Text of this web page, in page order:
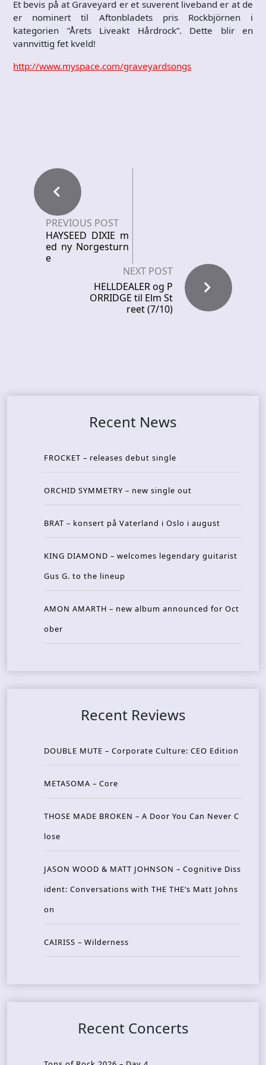
Et bevis på at Graveyard er et suverent liveband er at de
er nominert til Aftonbladets pris Rockbjörnen i
kategorien ”Årets Liveakt Hårdrock”. Dette blir en
vannvittig fet kveld!
http://www.myspace.com/graveyardsongs
PREVIOUS POST
HAYSEED DIXIE m
ed ny Norgesturn
e
NEXT POST
HELLDEALER og P
ORRIDGE til Elm St
reet (7/10)
Recent News
FROCKET – releases debut single
ORCHID SYMMETRY – new single out
BRAT – konsert på Vaterland i Oslo i august
KING DIAMOND – welcomes legendary guitarist
Gus G. to the lineup
AMON AMARTH – new album announced for Oct
ober
Recent Reviews
DOUBLE MUTE – Corporate Culture: CEO Edition
METASOMA – Core
THOSE MADE BROKEN – A Door You Can Never C
lose
JASON WOOD & MATT JOHNSON – Cognitive Diss
ident: Conversations with THE THE’s Matt Johns
on
CAIRISS – Wilderness
Recent Concerts